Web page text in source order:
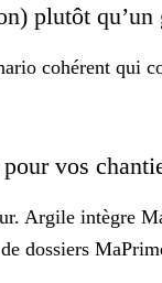
plutôt
cohérent qui
vos
Argile intègre
dossiers